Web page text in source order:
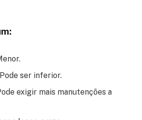
Pode ser inferior.
exigir mais manutenções a